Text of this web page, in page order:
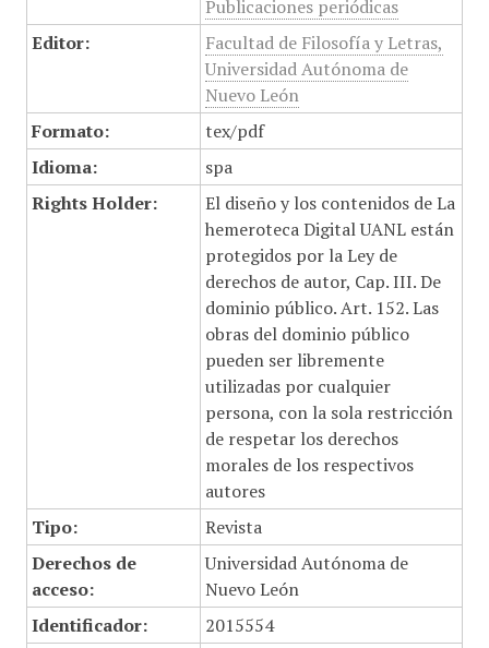
Publicaciones periódicas
Editor:
Facultad de Filosofía y Letras,
Universidad Autónoma de
Nuevo León
Formato:
tex/pdf
Idioma:
spa
Rights Holder:
El diseño y los contenidos de La
hemeroteca Digital UANL están
protegidos por la Ley de
derechos de autor, Cap. III. De
dominio público. Art. 152. Las
obras del dominio público
pueden ser libremente
utilizadas por cualquier
persona, con la sola restricción
de respetar los derechos
morales de los respectivos
autores
Tipo:
Revista
Derechos de
acceso:
Universidad Autónoma de
Nuevo León
Identificador:
2015554